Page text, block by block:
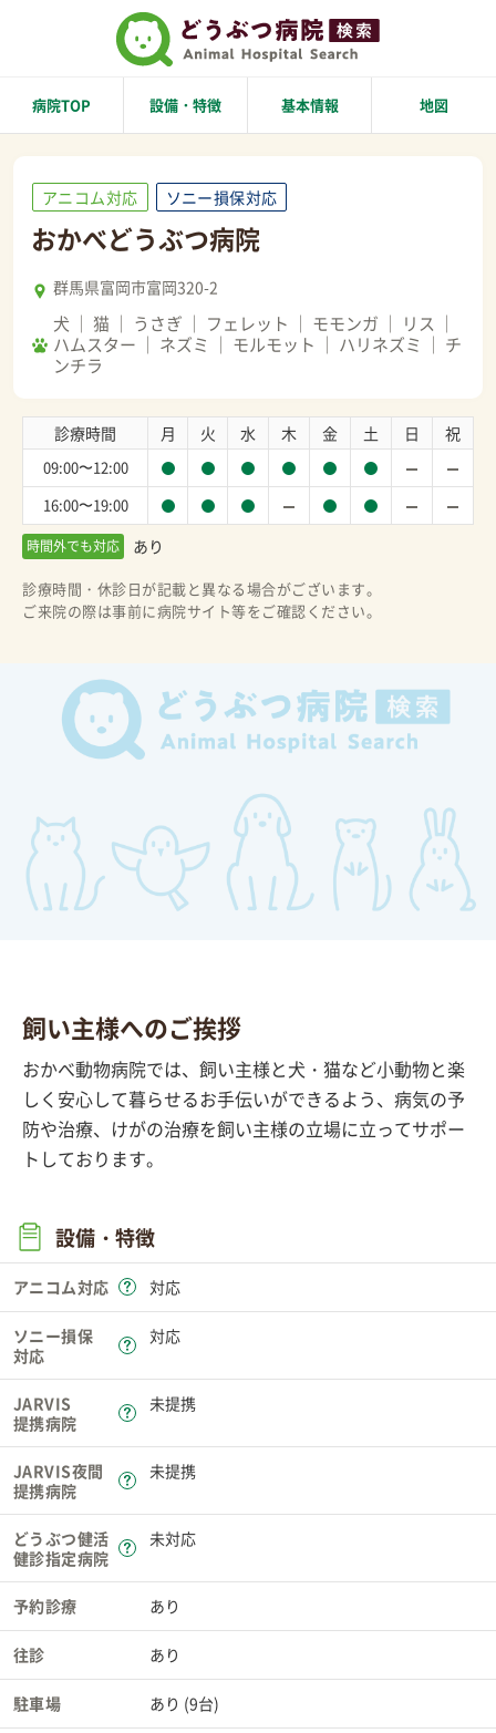
病院TOP 設備・特徴 基本情報 地図
アニコム対応 ソニー損保対応
おかべどうぶつ病院
群馬県富岡市富岡320-2
犬 猫 うさぎ フェレット モモンガ
リス
ハムスター
ネズミ モルモット ハリネズミ
チ
ンチラ
診療時間 月 火 水 木 金 土 日 祝
09:00〜12:00
16:00〜19:00
時間外でも対応 あり
診療時間・休診日が記載と異なる場合がございます。
ご来院の際は事前に病院サイト等をご確認ください。
飼い主様へのご挨拶
おかべ動物病院では、飼い主様と犬・猫など小動物と楽
しく安心して暮らせるお手伝いができるよう、病気の予
防や治療、けがの治療を飼い主様の立場に立ってサポー
トしております。
設備・特徴
アニコム対応 対応
ソニー損保
対応
対応
JARVIS
提携病院
未提携
JARVIS夜間
提携病院
未提携
どうぶつ健活
健診指定病院
未対応
予約診療 あり
往診 あり
駐車場 あり (9台)